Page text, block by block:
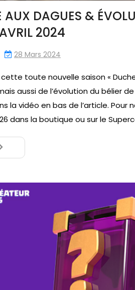
AUX DAGUES &
2024
28 Mars 2024
toute nouvelle saison «
aussi de l’évolution du bélier
la vidéo en bas de l’article. Pour
dans la boutique ou sur le